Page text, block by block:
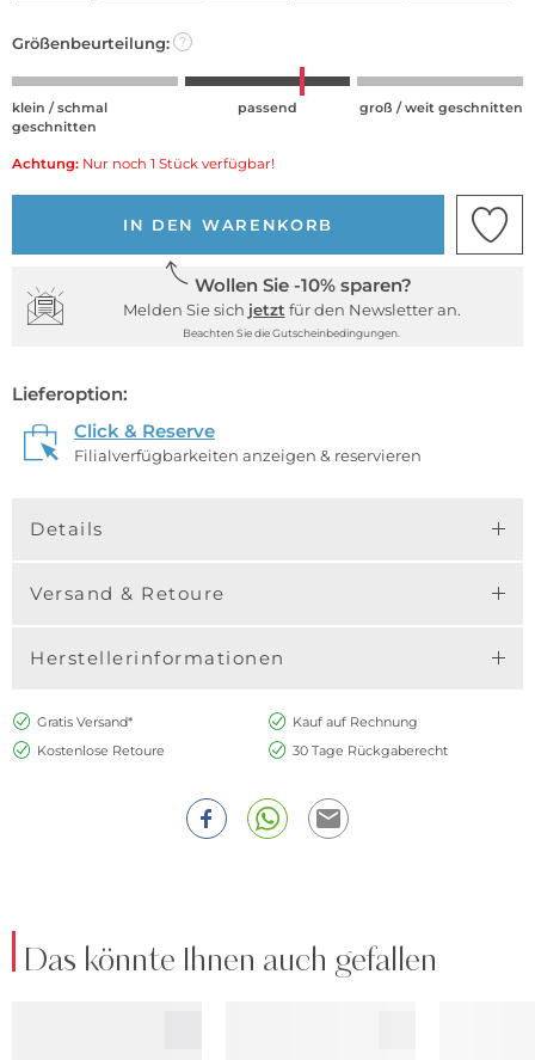
Größenbeurteilung: ?
klein / schmal
geschnitten
passend groß / weit geschnitten
Achtung: Nur noch 1 Stück verfügbar!
IN DEN WARENKORB
Wollen Sie -10% sparen?
Melden Sie sich jetzt für den Newsletter an.
Beachten Sie die Gutscheinbedingungen.
Lieferoption:
Click & Reserve
Filialverfügbarkeiten anzeigen & reservieren
Details
Versand & Retoure
Herstellerinformationen
Gratis Versand*
Kauf auf Rechnung
Kostenlose Retoure
30 Tage Rückgaberecht
Das könnte Ihnen auch gefallen